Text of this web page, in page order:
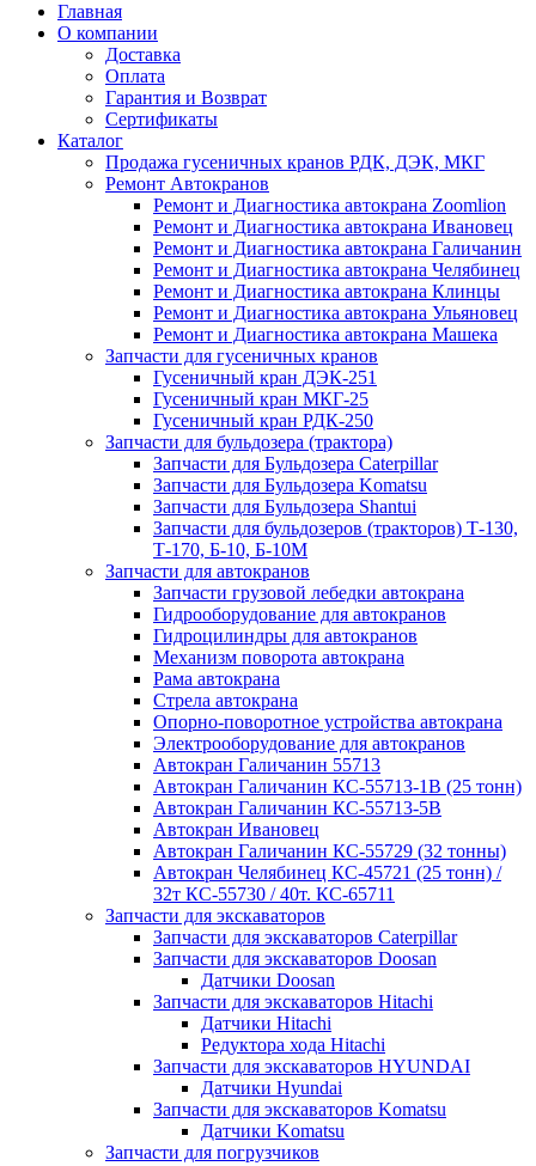
Главная
О компании
Доставка
Оплата
Гарантия и Возврат
Сертификаты
Каталог
Продажа гусеничных кранов РДК, ДЭК, МКГ
Ремонт Автокранов
Ремонт и Диагностика автокрана Zoomlion
Ремонт и Диагностика автокрана Ивановец
Ремонт и Диагностика автокрана Галичанин
Ремонт и Диагностика автокрана Челябинец
Ремонт и Диагностика автокрана Клинцы
Ремонт и Диагностика автокрана Ульяновец
Ремонт и Диагностика автокрана Машека
Запчасти для гусеничных кранов
Гусеничный кран ДЭК-251
Гусеничный кран МКГ-25
Гусеничный кран РДК-250
Запчасти для бульдозера (трактора)
Запчасти для Бульдозера Caterpillar
Запчасти для Бульдозера Komatsu
Запчасти для Бульдозера Shantui
Запчасти для бульдозеров (тракторов) Т-130,
Т-170, Б-10, Б-10М
Запчасти для автокранов
Запчасти грузовой лебедки автокрана
Гидрооборудование для автокранов
Гидроцилиндры для автокранов
Механизм поворота автокрана
Рама автокрана
Стрела автокрана
Опорно-поворотное устройства автокрана
Электрооборудование для автокранов
Автокран Галичанин 55713
Автокран Галичанин КС-55713-1В (25 тонн)
Автокран Галичанин КС-55713-5В
Автокран Ивановец
Автокран Галичанин КС-55729 (32 тонны)
Автокран Челябинец КС-45721 (25 тонн) /
32т КС-55730 / 40т. КС-65711
Запчасти для экскаваторов
Запчасти для экскаваторов Caterpillar
Запчасти для экскаваторов Doosan
Датчики Doosan
Запчасти для экскаваторов Hitachi
Датчики Hitachi
Редуктора хода Hitachi
Запчасти для экскаваторов HYUNDAI
Датчики Hyundai
Запчасти для экскаваторов Komatsu
Датчики Komatsu
Запчасти для погрузчиков